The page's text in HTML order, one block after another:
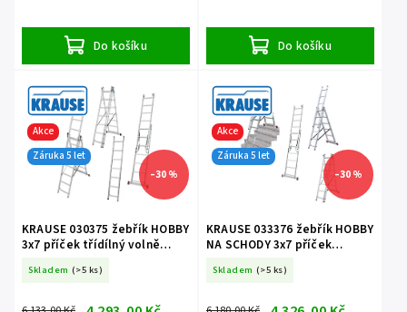
Do košíku Do košíku
Akce
Záruka 5 let
–30 %
KRAUSE 030375 žebřík HOBBY
3x7 příček třídílný volně
Skladem (>5 ks)
Akce
Záruka 5 let
–30 %
KRAUSE 033376 žebřík HOBBY
NA SCHODY 3x7 příček
Skladem (>5 ks)